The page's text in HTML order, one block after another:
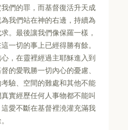
們的罪，而基督復活升天成
我們站在神的右邊，持續為
。最後讓我們像保羅一樣，
一切的事上已經得勝有餘。
，在靈裡經過主耶穌進入到
的愛戰勝一切內心的憂慮、
驗、空間的難處和其他不能
實經歷任何人事物都不能叫
愛不斷在基督裡澆灌充滿我